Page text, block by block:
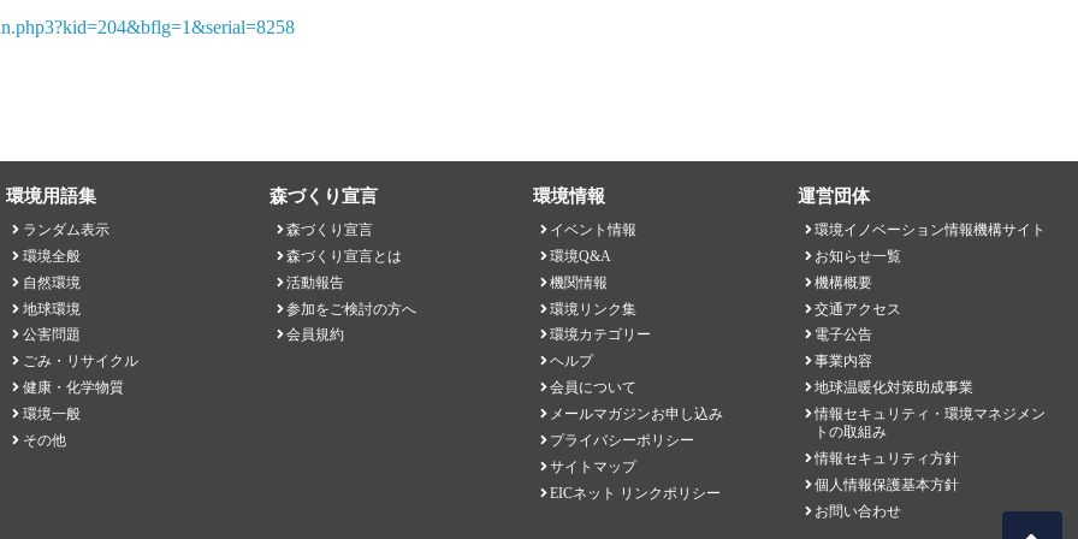
環境用語集
ランダム表示
環境全般
自然環境
地球環境
公害問題
ごみ・リサイクル
健康・化学物質
環境一般
その他
森づくり宣言
森づくり宣言
森づくり宣言とは
活動報告
参加をご検討の方へ
会員規約
環境情報
イベント情報
環境Q&A
機関情報
環境リンク集
環境カテゴリー
ヘルプ
会員について
メールマガジンお申し込み
プライバシーポリシー
サイトマップ
EICネット リンクポリシー
運営団体
環境イノベーション情報機構サイト
お知らせ一覧
機構概要
交通アクセス
電子公告
事業内容
地球温暖化対策助成事業
情報セキュリティ・環境マネジメン
トの取組み
情報セキュリティ方針
個人情報保護基本方針
お問い合わせ